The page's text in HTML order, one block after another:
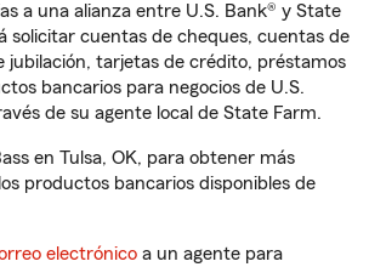
a una alianza entre U.S. Bank® y State
solicitar cuentas de cheques, cuentas de
jubilación, tarjetas de crédito, préstamos
bancarios para negocios de U.S.
de su agente local de State Farm.
en Tulsa, OK, para obtener más
productos bancarios disponibles de
electrónico a un agente para